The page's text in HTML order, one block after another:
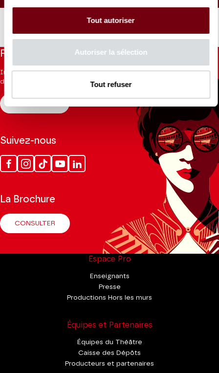
Tout autoriser
Autoriser la sélection
Tout refuser
Restez informés
Inscrivez-vous à la newsletter pour recevoir les informations
du Théâtre.
Suivez-nous
FacebookInstagram
Tik
Tok
YoutubeLinkedin
La Brochure
CONSULTER
Espace Pro
Enseignants
Presse
Productions Hors les murs
Équipes et Partenaires
Équipes du Théâtre
Caisse des Dépôts
Producteurs et partenaires